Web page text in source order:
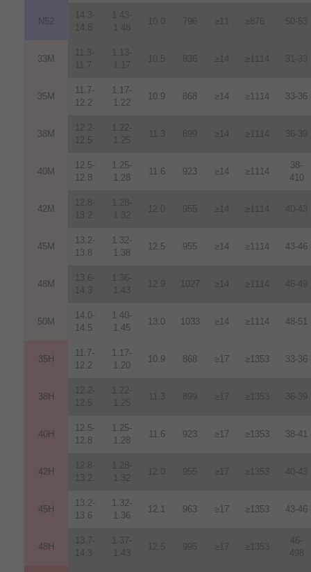
N52
14.3-
14.8
1.43-
1.48
10.0 796 ≥11 ≥876 50-53
33M
11.3-
11.7
1.13-
1.17
10.5 836 ≥14 ≥1114 31-33
35M
11.7-
12.2
1.17-
1.22
10.9 868 ≥14 ≥1114 33-36
38M
12.2-
12.5
1.22-
1.25
11.3 899 ≥14 ≥1114 36-39
40M
12.5-
12.8
1.25-
1.28
11.6 923 ≥14 ≥1114
38-
410
42M
12.8-
13.2
1.28-
1.32
12.0 955 ≥14 ≥1114 40-43
45M
13.2-
13.8
1.32-
1.38
12.5 955 ≥14 ≥1114 43-46
48M
13.6-
14.3
1.36-
1.43
12.9 1027 ≥14 ≥1114 46-49
50M
14.0-
14.5
1.40-
1.45
13.0 1033 ≥14 ≥1114 48-51
35H
11.7-
12.2
1.17-
1.20
10.9 868 ≥17 ≥1353 33-36
38H
12.2-
12.5
1.22-
1.25
11.3 899 ≥17 ≥1353 36-39
40H
12.5-
12.8
1.25-
1.28
11.6 923 ≥17 ≥1353 38-41
42H
12.8-
13.2
1.28-
1.32
12 0 955 ≥17 ≥1353 40-43
45H
13.2-
13.6
1.32-
1.36
12.1 963 ≥17 ≥1353 43-46
48H
13.7-
14.3
1.37-
1.43
12.5 995 ≥17 ≥1353
46-
498